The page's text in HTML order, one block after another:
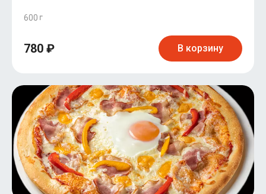
600
780 ₽ В корзину